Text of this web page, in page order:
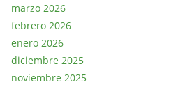
marzo 2026
febrero 2026
enero 2026
diciembre 2025
noviembre 2025